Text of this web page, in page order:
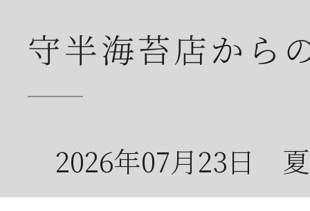
守半海苔店から
2026年07月23日